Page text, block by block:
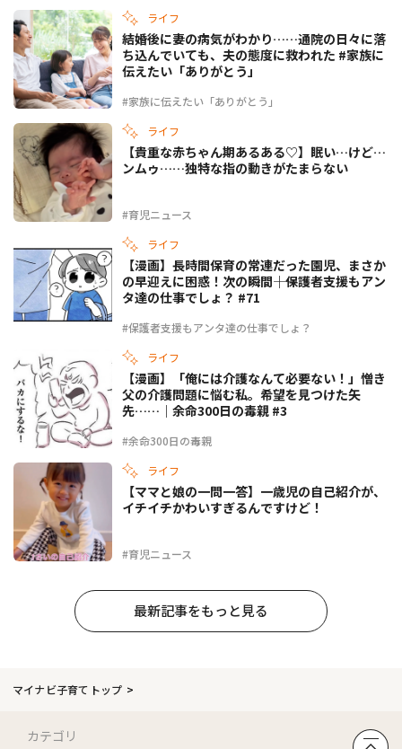
ライフ
#家族に伝えたい「ありがとう」
結婚後に妻の病気がわかり……通院の日々に落
ち込んでいても、夫の態度に救われた #家族に
伝えたい「ありがとう」
ライフ
#育児ニュース
【貴重な赤ちゃん期あるある♡】眠い…けど…
ンムゥ……独特な指の動きがたまらない
ライフ
#保護者支援もアンタ達の仕事でしょ？
【漫画】長時間保育の常連だった園児、まさか
の早迎えに困惑！次の瞬間――｜保護者支援もアン
タ達の仕事でしょ？ #71
ライフ
#余命300日の毒親
【漫画】「俺には介護なんて必要ない！」憎き
父の介護問題に悩む私。希望を見つけた矢
先……｜余命300日の毒親 #3
ライフ
#育児ニュース
【ママと娘の一問一答】一歳児の自己紹介が、
イチイチかわいすぎるんですけど！
最新記事をもっと見る
マイナビ子育てトップ
カテゴリ